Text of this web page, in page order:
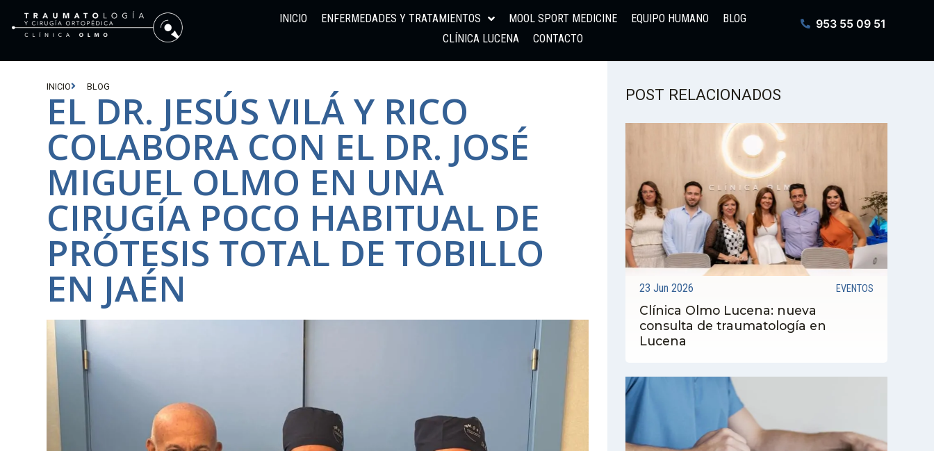
INICIO ENFERMEDADES Y TRATAMIENTOS MOOL SPORT MEDICINE EQUIPO HUMANO
BLOG
CLÍNICA LUCENA
CONTACTO
953 55 09 51
INICIO BLOG
EL DR. JESÚS VILÁ Y RICO
COLABORA CON EL DR. JOSÉ
MIGUEL OLMO EN UNA
CIRUGÍA POCO HABITUAL DE
PRÓTESIS TOTAL DE TOBILLO
EN JAÉN
POST RELACIONADOS
23 Jun 2026 EVENTOS
Clínica Olmo Lucena: nueva
consulta de traumatología en
Lucena